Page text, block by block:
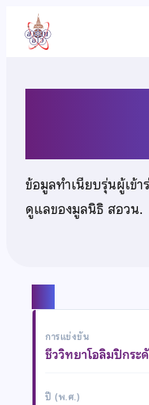
เนื้อหา
ข้อมูลทำเนียบรุ่นผู้เข้
ดูแลของมูลนิธิ สอวน.
การแข่งขัน
ชีววิทยาโอลิมปิกระ
ปี (พ.ศ.)